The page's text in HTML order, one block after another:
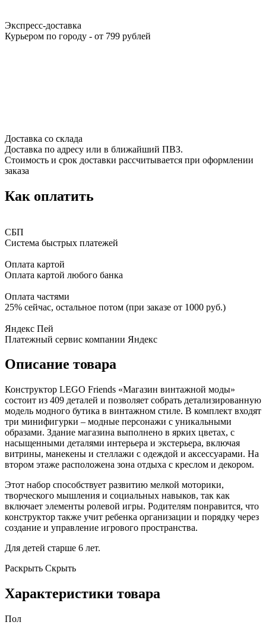
Экспресс-доставка
Курьером по городу - от 799 рублей
Доставка со склада
Доставка по адресу или в ближайший ПВЗ.
Стоимость и срок доставки рассчитывается при оформлении
заказа
Как оплатить
СБП
Система быстрых платежей
Оплата картой
Оплата картой любого банка
Оплата частями
25% сейчас, остальное потом (при заказе от 1000 руб.)
Яндекс Пей
Платежный сервис компании Яндекс
Описание товара
Конструктор LEGO Friends «Магазин винтажной моды»
состоит из 409 деталей и позволяет собрать детализированную
модель модного бутика в винтажном стиле. В комплект входят
три минифигурки – модные персонажи с уникальными
образами. Здание магазина выполнено в ярких цветах, с
насыщенными деталями интерьера и экстерьера, включая
витрины, манекены и стеллажи с одеждой и аксессуарами. На
втором этаже расположена зона отдыха с креслом и декором.
Этот набор способствует развитию мелкой моторики,
творческого мышления и социальных навыков, так как
включает элементы ролевой игры. Родителям понравится, что
конструктор также учит ребенка организации и порядку через
создание и управление игрового пространства.
Для детей старше 6 лет.
Раскрыть Скрыть
Характеристики товара
Пол